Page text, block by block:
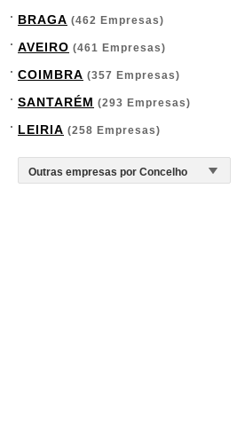
BRAGA (462 Empresas)
AVEIRO (461 Empresas)
COIMBRA (357 Empresas)
SANTARÉM (293 Empresas)
LEIRIA (258 Empresas)